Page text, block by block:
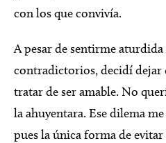
con los que convivía.
A pesar de sentirme
contradictorios, decidí dejar
tratar de ser amable. No
la ahuyentara. Ese dilema
pues la única forma de